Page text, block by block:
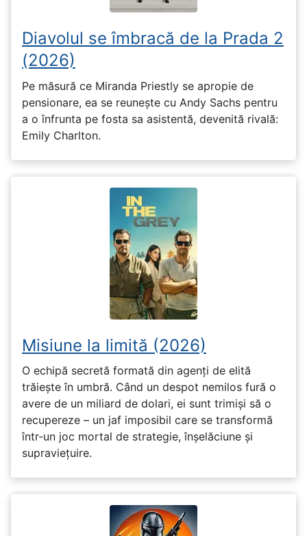
Diavolul se îmbracă de la Prada 2
(2026)
Pe măsură ce Miranda Priestly se apropie de
pensionare, ea se reunește cu Andy Sachs pentru
a o înfrunta pe fosta sa asistentă, devenită rivală:
Emily Charlton.
Misiune la limită (2026)
O echipă secretă formată din agenți de elită
trăiește în umbră. Când un despot nemilos fură o
avere de un miliard de dolari, ei sunt trimiși să o
recupereze – un jaf imposibil care se transformă
într-un joc mortal de strategie, înșelăciune și
supraviețuire.